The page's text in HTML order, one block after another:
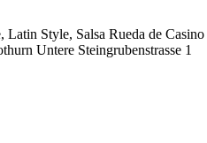
Latin Style, Salsa Rueda de Casino
Untere Steingrubenstrasse 1